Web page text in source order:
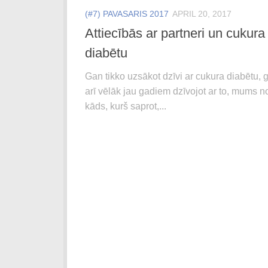
(#7) PAVASARIS 2017 APRIL 20, 2017
Attiecībās ar partneri un cukura
diabētu
Gan tikko uzsākot dzīvi ar cukura diabētu,
arī vēlāk jau gadiem dzīvojot ar to, mums
kāds, kurš saprot,...